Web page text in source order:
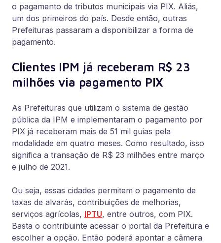
o pagamento de tributos municipais via PIX. Aliás,
um dos primeiros do país. Desde então, outras
Prefeituras passaram a disponibilizar a forma de
pagamento.
Clientes IPM já receberam R$ 23
milhões via pagamento PIX
As Prefeituras que utilizam o sistema de gestão
pública da IPM e implementaram o pagamento por
PIX já receberam mais de 51 mil guias pela
modalidade em quatro meses. Como resultado, isso
significa a transação de R$ 23 milhões entre março
e julho de 2021.
Ou seja, essas cidades permitem o pagamento de
taxas de alvarás, contribuições de melhorias,
serviços agrícolas, IPTU, entre outros, com PIX.
Basta o contribuinte acessar o portal da Prefeitura e
escolher a opção. Então poderá apontar a câmera